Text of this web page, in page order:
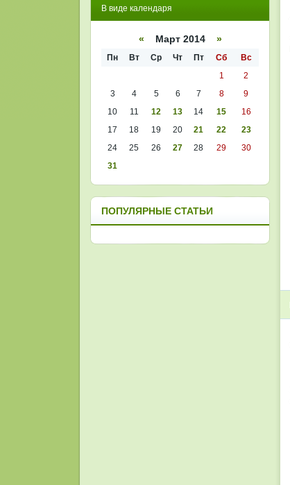
кален
списк
В виде календаря
« Март 2014 »
Пн Вт Ср Чт Пт Сб
Вс
1
2
3
4 5 6 7 8
9
10
11 12 13 14 15
16
17
18 19 20 21 22
23
24
25 26 27 28 29
30
31
ПОПУЛЯРНЫЕ СТАТЬИ